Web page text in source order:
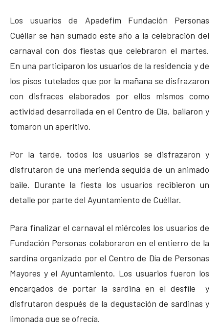
Los usuarios de Apadefim Fundación Personas
Cuéllar se han sumado este año a la celebración del
carnaval con dos fiestas que celebraron el martes.
En una participaron los usuarios de la residencia y de
los pisos tutelados que por la mañana se disfrazaron
con disfraces elaborados por ellos mismos como
actividad desarrollada en el Centro de Día, bailaron y
tomaron un aperitivo.
Por la tarde, todos los usuarios se disfrazaron y
disfrutaron de una merienda seguida de un animado
baile. Durante la fiesta los usuarios recibieron un
detalle por parte del Ayuntamiento de Cuéllar.
Para finalizar el carnaval el miércoles los usuarios de
Fundación Personas colaboraron en el entierro de la
sardina organizado por el Centro de Día de Personas
Mayores y el Ayuntamiento. Los usuarios fueron los
encargados de portar la sardina en el desfile y
disfrutaron después de la degustación de sardinas y
limonada que se ofrecía.